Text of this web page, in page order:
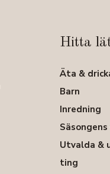
Hitta
Äta &
Barn
Inredning
Utvalda &
ting